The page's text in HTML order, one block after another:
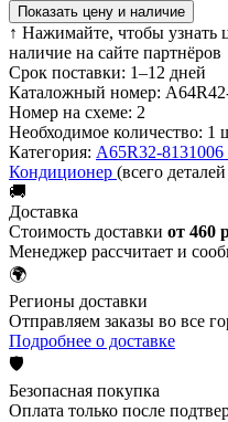
Показать цену и наличие
↑ Нажимайте, чтобы узнать
наличие на сайте партнёров
Срок поставки: 1–12 дней
Каталожный номер:
Номер на схеме: 2
Необходимое количество: 1
Категория: A65R32-8131006
Кондиционер (всего
🚚
Доставка
Стоимость доставки от 460
Менеджер рассчитает и
🌍
Регионы доставки
Отправляем заказы во все
Подробнее о доставке
🛡️
Безопасная покупка
Оплата только после